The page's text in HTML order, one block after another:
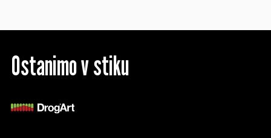
Ostanimo v stiku